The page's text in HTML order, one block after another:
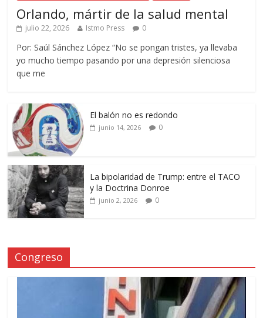
Orlando, mártir de la salud mental
julio 22, 2026 Istmo Press 0
Por: Saúl Sánchez López “No se pongan tristes, ya llevaba
yo mucho tiempo pasando por una depresión silenciosa
que me
El balón no es redondo
junio 14, 2026 0
La bipolaridad de Trump: entre el TACO
y la Doctrina Donroe
junio 2, 2026 0
Congreso